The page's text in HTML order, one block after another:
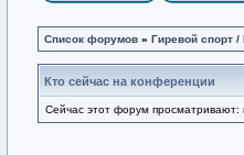
Список форумов » Гиревой спорт
Кто сейчас на конференции
Сейчас этот форум просматривают: